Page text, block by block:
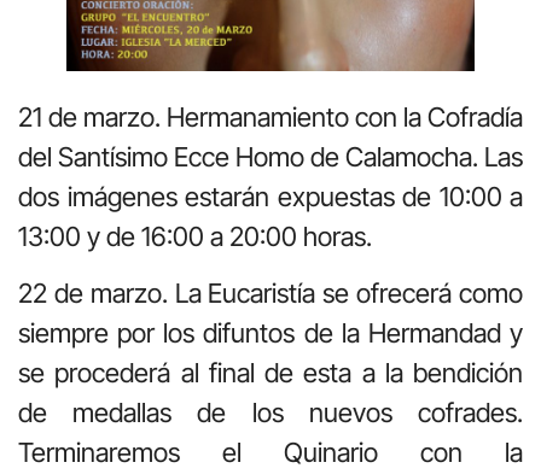
21 de marzo. Hermanamiento con la Cofradía
del Santísimo Ecce Homo de Calamocha. Las
dos imágenes estarán expuestas de 10:00 a
13:00 y de 16:00 a 20:00 horas.
22 de marzo. La Eucaristía se ofrecerá como
siempre por los difuntos de la Hermandad y
se procederá al final de esta a la bendición
de medallas de los nuevos cofrades.
Terminaremos el Quinario con la